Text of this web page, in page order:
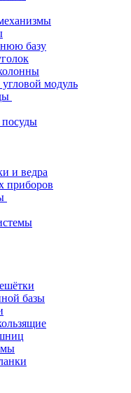
базу
модуль
и ведра
приборов
базы